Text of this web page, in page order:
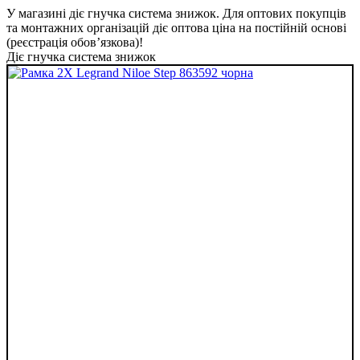
У магазині діє гнучка система знижок. Для оптових покупців
та монтажних організацій діє оптова ціна на постійній основі
(реєстрація обов’язкова)!
Діє гнучка система знижок